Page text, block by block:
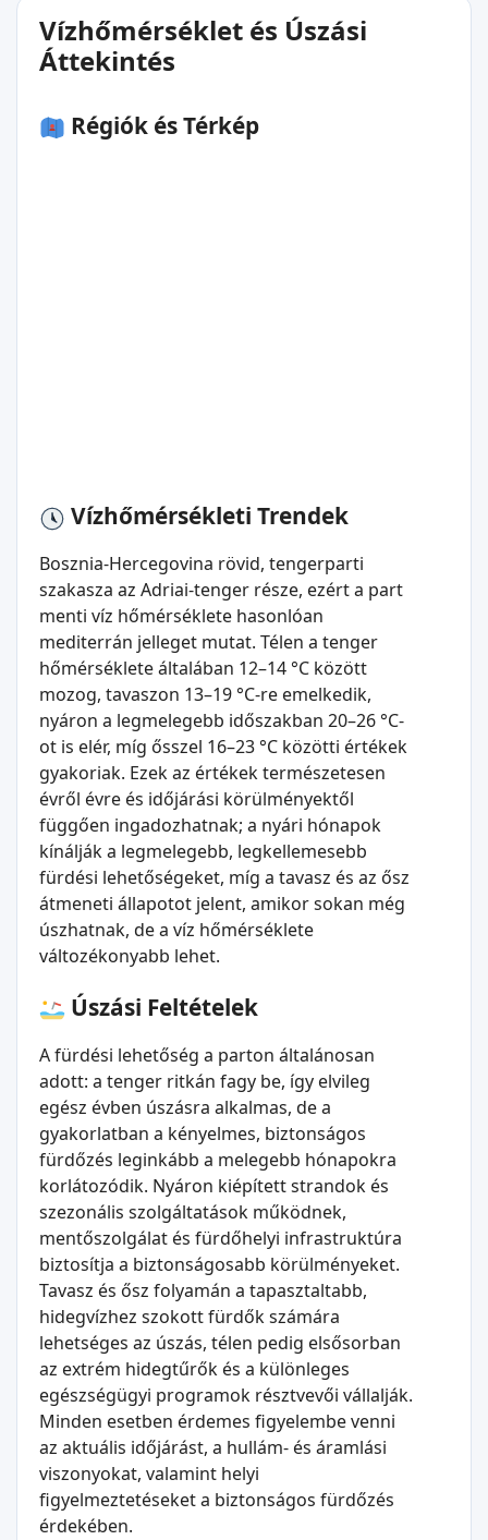
Vízhőmérséklet és Úszási
Áttekintés
Régiók és Térkép
Vízhőmérsékleti Trendek
Bosznia-Hercegovina rövid, tengerparti
szakasza az Adriai-tenger része, ezért a part
menti víz hőmérséklete hasonlóan
mediterrán jelleget mutat. Télen a tenger
hőmérséklete általában 12–14 °C között
mozog, tavaszon 13–19 °C-re emelkedik,
nyáron a legmelegebb időszakban 20–26 °C-
ot is elér, míg ősszel 16–23 °C közötti értékek
gyakoriak. Ezek az értékek természetesen
évről évre és időjárási körülményektől
függően ingadozhatnak; a nyári hónapok
kínálják a legmelegebb, legkellemesebb
fürdési lehetőségeket, míg a tavasz és az ősz
átmeneti állapotot jelent, amikor sokan még
úszhatnak, de a víz hőmérséklete
változékonyabb lehet.
Úszási Feltételek
A fürdési lehetőség a parton általánosan
adott: a tenger ritkán fagy be, így elvileg
egész évben úszásra alkalmas, de a
gyakorlatban a kényelmes, biztonságos
fürdőzés leginkább a melegebb hónapokra
korlátozódik. Nyáron kiépített strandok és
szezonális szolgáltatások működnek,
mentőszolgálat és fürdőhelyi infrastruktúra
biztosítja a biztonságosabb körülményeket.
Tavasz és ősz folyamán a tapasztaltabb,
hidegvízhez szokott fürdők számára
lehetséges az úszás, télen pedig elsősorban
az extrém hidegtűrők és a különleges
egészségügyi programok résztvevői vállalják.
Minden esetben érdemes figyelembe venni
az aktuális időjárást, a hullám- és áramlási
viszonyokat, valamint helyi
figyelmeztetéseket a biztonságos fürdőzés
érdekében.